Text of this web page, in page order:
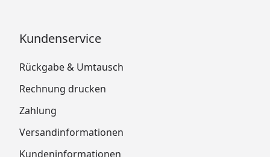
Kundenservice
Rückgabe & Umtausch
Rechnung drucken
Zahlung
Versandinformationen
Kundeninformationen